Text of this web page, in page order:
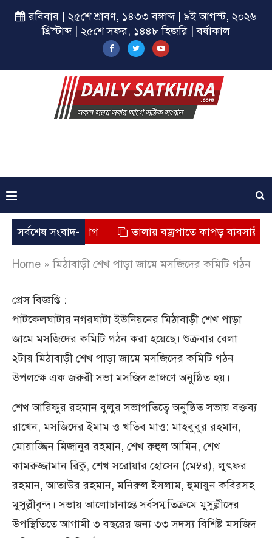
রবিবার | ২৫শে শ্রাবণ, ১৪৩৩ বঙ্গাব্দ | ৯ই আগস্ট, ২০২৬
খ্রিস্টাব্দ | ২৫শে সফর, ১৪৪৮ হিজরি | বর্ষাকাল
সর্বশেষ সংবাদ-
অভিযোগ তালায় বজ্রপাতে কাপড় ব্যবসায়ীর মৃত্যু
Home »মিঠাবাড়ী শেখ পাড়া জামে মসজিদের কমিটি গঠন
প্রেস বিজ্ঞপ্তি :
পাটকেলঘাটার নগরঘাটা ইউনিয়নের মিঠাবাড়ী শেখ পাড়া
জামে মসজিদের কমিটি গঠন করা হয়েছে। শুক্রবার বেলা
২টায় মিঠাবাড়ী শেখ পাড়া জামে মসজিদের কমিটি গঠন
উপলক্ষে এক জরুরী সভা মসজিদ প্রাঙ্গণে অনুষ্ঠিত হয়।
শেখ আরিফুর রহমান বুলুর সভাপতিত্বে অনুষ্ঠিত সভায় বক্তব্য
রাখেন, মসজিদের ইমাম ও খতিব মাও: মাহবুবুর রহমান,
মোয়াজ্জিন মিজানুর রহমান, শেখ রুহুল আমিন, শেখ
কামরুজ্জামান রিকু, শেখ সরোয়ার হোসেন (মেম্বর), লুৎফর
রহমান, আতাউর রহমান, মনিরুল ইসলাম, হুমায়ুন কবিরসহ
মুসুল্লীবৃন্দ। সভায় আলোচানান্তে সর্বসম্মতিক্রমে মুসুল্লীদের
উপস্থিতিতে আগামী ৩ বছরের জন্য ৩৩ সদস্য বিশিষ্ট মসজিদ